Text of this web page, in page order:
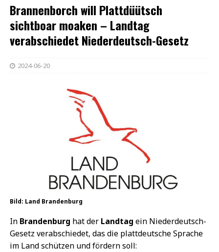
Brannenborch will Plattdüütsch
sichtboar moaken – Landtag
verabschiedet Niederdeutsch-Gesetz
2024-06-20
Bild: Land Brandenburg
In Brandenburg hat der Landtag ein Niederdeutsch-
Gesetz verabschiedet, das die plattdeutsche Sprache
im Land schützen und fördern soll: